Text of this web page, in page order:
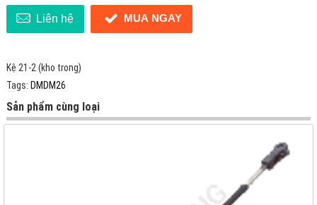
Liên hệ MUA NGAY
Kệ 21-2 (kho trong)
Tags: DMDM26
Sản phẩm cùng loại